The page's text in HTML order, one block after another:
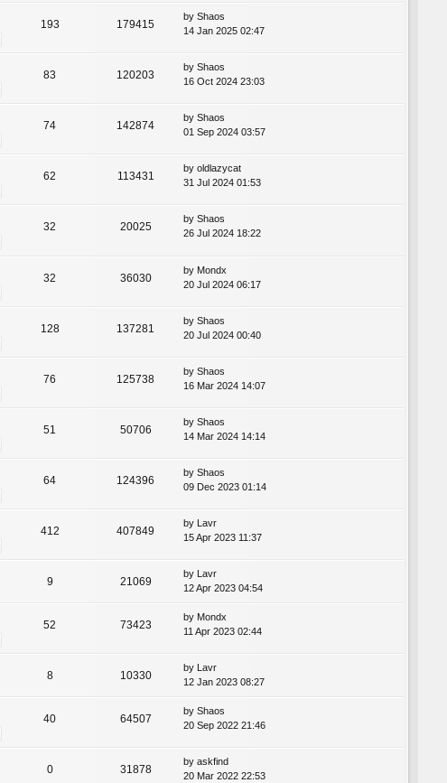
193 179415
by Shaos
14 Jan 2025 02:47
83 120203
by Shaos
16 Oct 2024 23:03
74 142874
by Shaos
01 Sep 2024 03:57
62 113431
by oldlazycat
31 Jul 2024 01:53
32 20025
by Shaos
26 Jul 2024 18:22
32 36030
by Mondx
20 Jul 2024 06:17
128 137281
by Shaos
20 Jul 2024 00:40
76 125738
by Shaos
16 Mar 2024 14:07
51 50706
by Shaos
14 Mar 2024 14:14
64 124396
by Shaos
09 Dec 2023 01:14
412 407849
by Lavr
15 Apr 2023 11:37
9 21069
by Lavr
12 Apr 2023 04:54
52 73423
by Mondx
11 Apr 2023 02:44
8 10330
by
Lavr
12 Jan 2023 08:27
40 64507
by Shaos
20 Sep 2022 21:46
0 31878
by askfind
20 Mar 2022 22:53